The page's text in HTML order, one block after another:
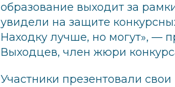
образование выходит за
увидели на защите
Находку лучше, но могут», —
Выходцев, член жюри
Участники презентовали